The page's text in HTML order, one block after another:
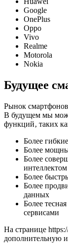
Google
OnePlus
Oppo
Vivo
Realme
Motorola
Nokia
Будущее
Рынок смартфонов
В будущем мы
функций‚ таких
Более
Более
Более
интеллектом
Более
Более
данных
Более
сервисами
На странице
дополнительную